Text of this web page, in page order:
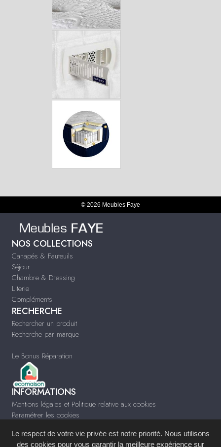
© 2026 Meubles Faye
NOS COLLECTIONS
Canapés & Fauteuils
Séjour
Chambre & Dressing
Literie
Compléments
RECHERCHE
Rechercher un produit
Recherche par marque
Le Bonus Réparation
INFORMATIONS
Mentions légales et Politique relative aux cookies
Paramétrer les cookies
www.meublesfaye.com
Le respect de votre vie privée est notre priorité. Nous utilisons
des cookies pour vous garantir la meilleure expérience sur